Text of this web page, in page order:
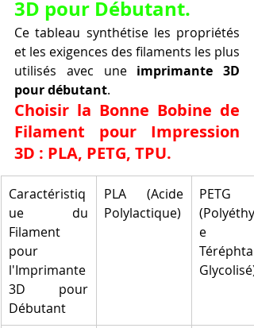
3D pour Débutant.
Ce tableau synthétise les propriétés
et les exigences des filaments les plus
utilisés avec une imprimante 3D
pour débutant.
Choisir la Bonne Bobine de
Filament pour Impression
3D : PLA, PETG, TPU.
Caractéristiq
ue du
Filament
pour
l'Imprimante
3D pour
Débutant
PLA (Acide
Polylactique)
PETG
e
Glycolisé)